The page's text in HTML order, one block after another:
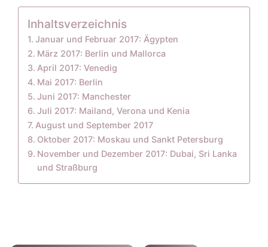
Inhaltsverzeichnis
Januar und Februar 2017: Ägypten
März 2017: Berlin und Mallorca
April 2017: Venedig
Mai 2017: Berlin
Juni 2017: Manchester
Juli 2017: Mailand, Verona und Kenia
August und September 2017
Oktober 2017: Moskau und Sankt Petersburg
November und Dezember 2017: Dubai, Sri Lanka
und Straßburg